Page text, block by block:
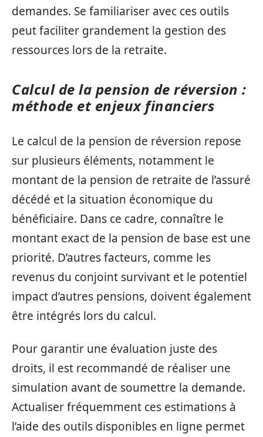
demandes. Se familiariser avec ces outils
peut faciliter grandement la gestion des
ressources lors de la retraite.
Calcul de la pension de réversion :
méthode et enjeux financiers
Le calcul de la pension de réversion repose
sur plusieurs éléments, notamment le
montant de la pension de retraite de l’assuré
décédé et la situation économique du
bénéficiaire. Dans ce cadre, connaître le
montant exact de la pension de base est une
priorité. D’autres facteurs, comme les
revenus du conjoint survivant et le potentiel
impact d’autres pensions, doivent également
être intégrés lors du calcul.
Pour garantir une évaluation juste des
droits, il est recommandé de réaliser une
simulation avant de soumettre la demande.
Actualiser fréquemment ces estimations à
l’aide des outils disponibles en ligne permet